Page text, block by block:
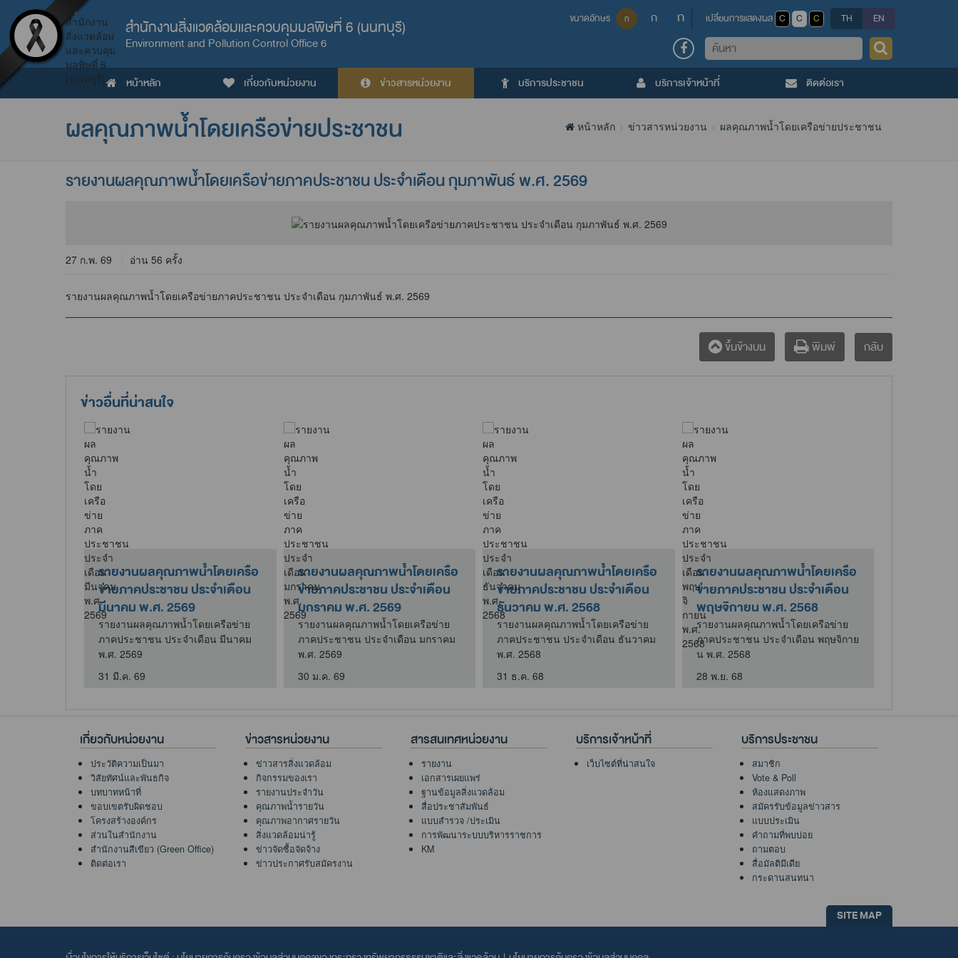
สำนักงานสิ่งแวดล้อมและควบคุมมลพิษที่ 6 (นนทบุรี)
Environment and Pollution Control Office 6
ขนาดอักษร ก ก ก เปลี่ยนการแสดงผล C C C TH EN
ค้นหา
หน้าหลัก เกี่ยวกับหน่วยงาน ข่าวสารหน่วยงาน บริการประชาชน บริการเจ้าหน้าที่ ติดต่อเรา
ผลคุณภาพน้ำโดยเครือข่ายประชาชน หน้าหลัก ข่าวสารหน่วยงาน ผลคุณภาพน้ำโดยเครือข่ายประชาชน
รายงานผลคุณภาพน้ำโดยเครือข่ายภาคประชาชน ประจำเดือน กุมภาพันธ์ พ.ศ. 2569
27 ก.พ. 69 อ่าน 56 ครั้ง
รายงานผลคุณภาพน้ำโดยเครือข่ายภาคประชาชน ประจำเดือน กุมภาพันธ์ พ.ศ. 2569
ขึ้นข้างบน พิมพ์ กลับ
ข่าวอื่นที่น่าสนใจ
รายงานผลคุณภาพน้ำโดยเครือ
ข่ายภาคประชาชน ประจำเดือน
มีนาคม พ.ศ. 2569
รายงานผลคุณภาพน้ำโดยเครือข่าย
ภาคประชาชน ประจำเดือน มีนาคม
พ.ศ. 2569
31 มี.ค. 69
รายงานผลคุณภาพน้ำโดยเครือ
ข่ายภาคประชาชน ประจำเดือน
มกราคม พ.ศ. 2569
รายงานผลคุณภาพน้ำโดยเครือข่าย
ภาคประชาชน ประจำเดือน มกราคม
พ.ศ. 2569
30 ม.ค. 69
รายงานผลคุณภาพน้ำโดยเครือ
ข่ายภาคประชาชน ประจำเดือน
ธันวาคม พ.ศ. 2568
รายงานผลคุณภาพน้ำโดยเครือข่าย
ภาคประชาชน ประจำเดือน ธันวาคม
พ.ศ. 2568
31 ธ.ค. 68
รายงานผลคุณภาพน้ำโดยเครือ
ข่ายภาคประชาชน ประจำเดือน
พฤษจิกายน พ.ศ. 2568
รายงานผลคุณภาพน้ำโดยเครือข่าย
ภาคประชาชน ประจำเดือน พฤษจิกาย
น พ.ศ. 2568
28 พ.ย. 68
เกี่ยวกับหน่วยงาน
ประวัติความเป็นมา
วิสัยทัศน์และพันธกิจ
บทบาทหน้าที่
ขอบเขตรับผิดชอบ
โครงสร้างองค์กร
ส่วนในสำนักงาน
สำนักงานสีเขียว (Green Office)
ติดต่อเรา
ข่าวสารหน่วยงาน
ข่าวสารสิ่งแวดล้อม
กิจกรรมของเรา
รายงานประจำวัน
คุณภาพน้ำรายวัน
คุณภาพอากาศรายวัน
สิ่งแวดล้อมน่ารู้
ข่าวจัดซื้อจัดจ้าง
ข่าวประกาศรับสมัครงาน
สารสนเทศหน่วยงาน
รายงาน
เอกสารเผยแพร่
ฐานข้อมูลสิ่งแวดล้อม
สื่อประชาสัมพันธ์
แบบสำรวจ /ประเมิน
การพัฒนาระบบบริหารราชการ
KM
บริการเจ้าหน้าที่
เว็บไซต์ที่น่าสนใจ
บริการประชาชน
สมาชิก
Vote & Poll
ห้องแสดงภาพ
สมัครรับข้อมูลข่าวสาร
แบบประเมิน
คำถามที่พบบ่อย
ถามตอบ
สื่อมัลติมีเดีย
กระดานสนทนา
SITE MAP